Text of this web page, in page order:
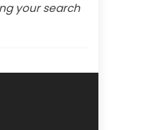
your search